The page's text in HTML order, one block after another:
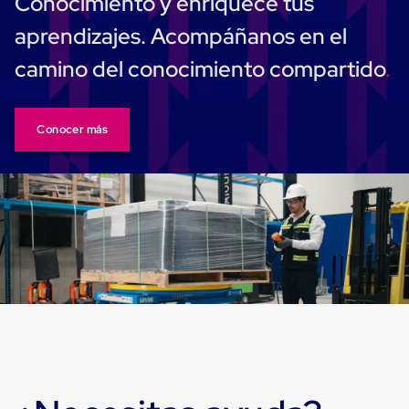
de
Cinta
Fleje
Fleje
Plástico
Plástico
(Polyester)
Fleje
de
Acero
Sellos
para
Fleje
Bolsas
Papel
aprendizajes. Acompáñanos en el
camino del conocimiento compartido
Conocer más